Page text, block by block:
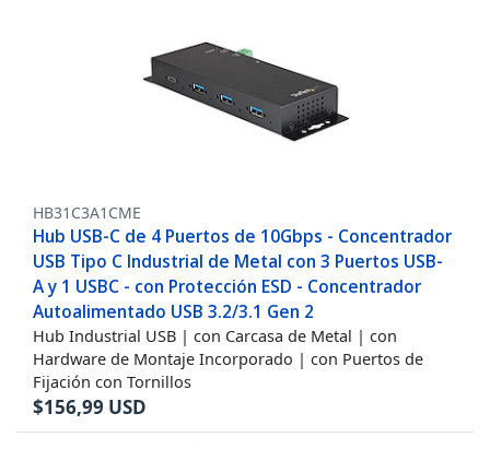
HB31C3A1CME
Hub USB-C de 4 Puertos de 10Gbps - Concentrador
USB Tipo C Industrial de Metal con 3 Puertos USB-
A y 1 USBC - con Protección ESD - Concentrador
Autoalimentado USB 3.2/3.1 Gen 2
Hub Industrial USB | con Carcasa de Metal | con
Hardware de Montaje Incorporado | con Puertos de
Fijación con Tornillos
$156,99 USD